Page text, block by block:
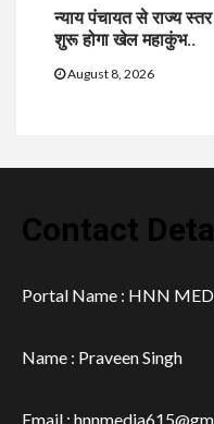
न्याय पंचायत से राज्य
शुरू होगा खेल महाकुंभ..
August 8, 2026
Contact
Portal Name : HNN
Name : Praveen Singh
Email :